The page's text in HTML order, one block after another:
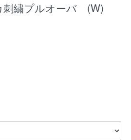
刺繍プルオーバ (W)